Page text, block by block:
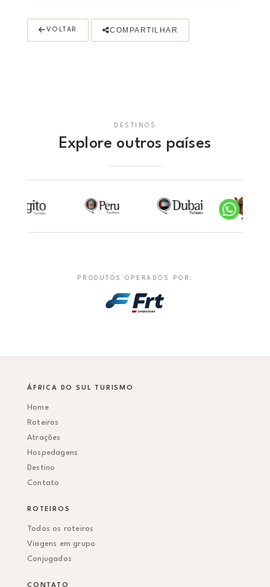
VOLTAR COMPARTILHAR
DESTINOS
Explore outros países
PRODUTOS OPERADOS POR:
ÁFRICA DO SUL TURISMO
Home
Roteiros
Atrações
Hospedagens
Destino
Contato
ROTEIROS
Todos os roteiros
Viagens em grupo
Conjugados
CONTATO